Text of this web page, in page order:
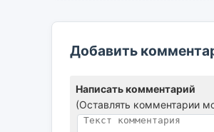
Добавить
Написать комментарий
(Оставлять комментарии